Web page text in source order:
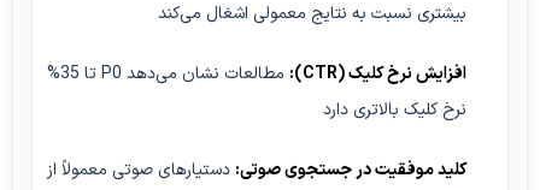
بیشتری نسبت به نتایج معمولی اشغال می‌کند
افزایش نرخ کلیک (CTR):
مطالعات نشان می‌دهد P0 تا 35%
نرخ کلیک بالاتری دارد
کلید موفقیت در جستجوی صوتی: دستیارهای صوتی معمولاً از